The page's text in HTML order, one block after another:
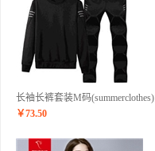
长袖长裤套装M码(summerclothes)
￥73.50